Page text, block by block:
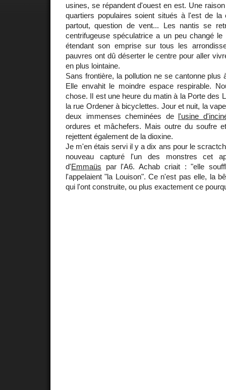
usines, se répandent d'ouest en est. Une
quartiers populaires soient situés à l'est de
partout, question de vent... Les nantis se
centrifugeuse spéculatrice a un peu changé le
étendant son emprise sur tous les
pauvres ont dû déserter le centre pour aller
en plus lointaine.
Sans frontière, la pollution ne se cantonne plus
Elle envahit le moindre espace respirable.
chose. Il est une heure du matin à la Porte des
la rue Ordener à bicyclettes. Jour et nuit, la
deux immenses cheminées de l'usine
ordures et mâchefers. Mais outre du soufre
rejettent également de la dioxine.
Je m'en étais servi il y a dix ans pour le
nouveau capturé l'un des monstres cet
d'Emmaüs par l'A6. Achab criait : "elle
l'appelaient "la Louison". Ce n'est pas elle, la
qui l'ont construite, ou plus exactement ce